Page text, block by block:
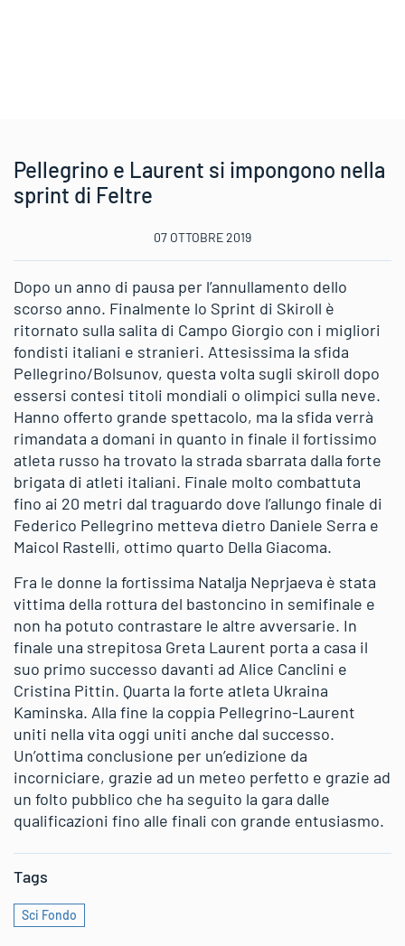
Pellegrino e Laurent si impongono nella
sprint di Feltre
07 OTTOBRE 2019
Dopo un anno di pausa per l’annullamento dello
scorso anno. Finalmente lo Sprint di Skiroll è
ritornato sulla salita di Campo Giorgio con i migliori
fondisti italiani e stranieri. Attesissima la sfida
Pellegrino/Bolsunov, questa volta sugli skiroll dopo
essersi contesi titoli mondiali o olimpici sulla neve.
Hanno offerto grande spettacolo, ma la sfida verrà
rimandata a domani in quanto in finale il fortissimo
atleta russo ha trovato la strada sbarrata dalla forte
brigata di atleti italiani. Finale molto combattuta
fino ai 20 metri dal traguardo dove l’allungo finale di
Federico Pellegrino metteva dietro Daniele Serra e
Maicol Rastelli, ottimo quarto Della Giacoma.
Fra le donne la fortissima Natalja Neprjaeva è stata
vittima della rottura del bastoncino in semifinale e
non ha potuto contrastare le altre avversarie. In
finale una strepitosa Greta Laurent porta a casa il
suo primo successo davanti ad Alice Canclini e
Cristina Pittin. Quarta la forte atleta Ukraina
Kaminska. Alla fine la coppia Pellegrino-Laurent
uniti nella vita oggi uniti anche dal successo.
Un’ottima conclusione per un’edizione da
incorniciare, grazie ad un meteo perfetto e grazie ad
un folto pubblico che ha seguito la gara dalle
qualificazioni fino alle finali con grande entusiasmo.
Tags
Sci Fondo